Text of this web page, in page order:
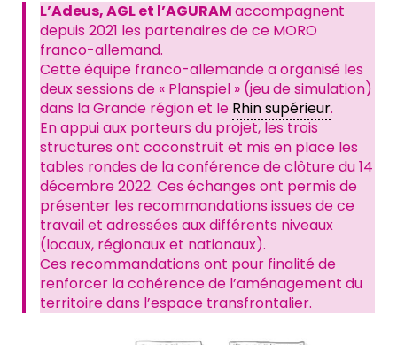
L’Adeus, AGL et l’AGURAMaccompagnent
depuis 2021 les partenaires de ce MORO
franco-allemand.
Cette équipe franco-allemande a organisé les
deux sessions de « Planspiel » (jeu de simulation)
dans la Grande région et le Rhin supérieur.
En appui aux porteurs du projet, les trois
structures ont coconstruit et mis en place les
tables rondes de la conférence de clôture du 14
décembre 2022. Ces échanges ont permis de
présenter les recommandations issues de ce
travail et adressées aux différents niveaux
(locaux, régionaux et nationaux).
Ces recommandations ont pour finalité de
renforcer la cohérence de l’aménagement du
territoire dans l’espace transfrontalier.